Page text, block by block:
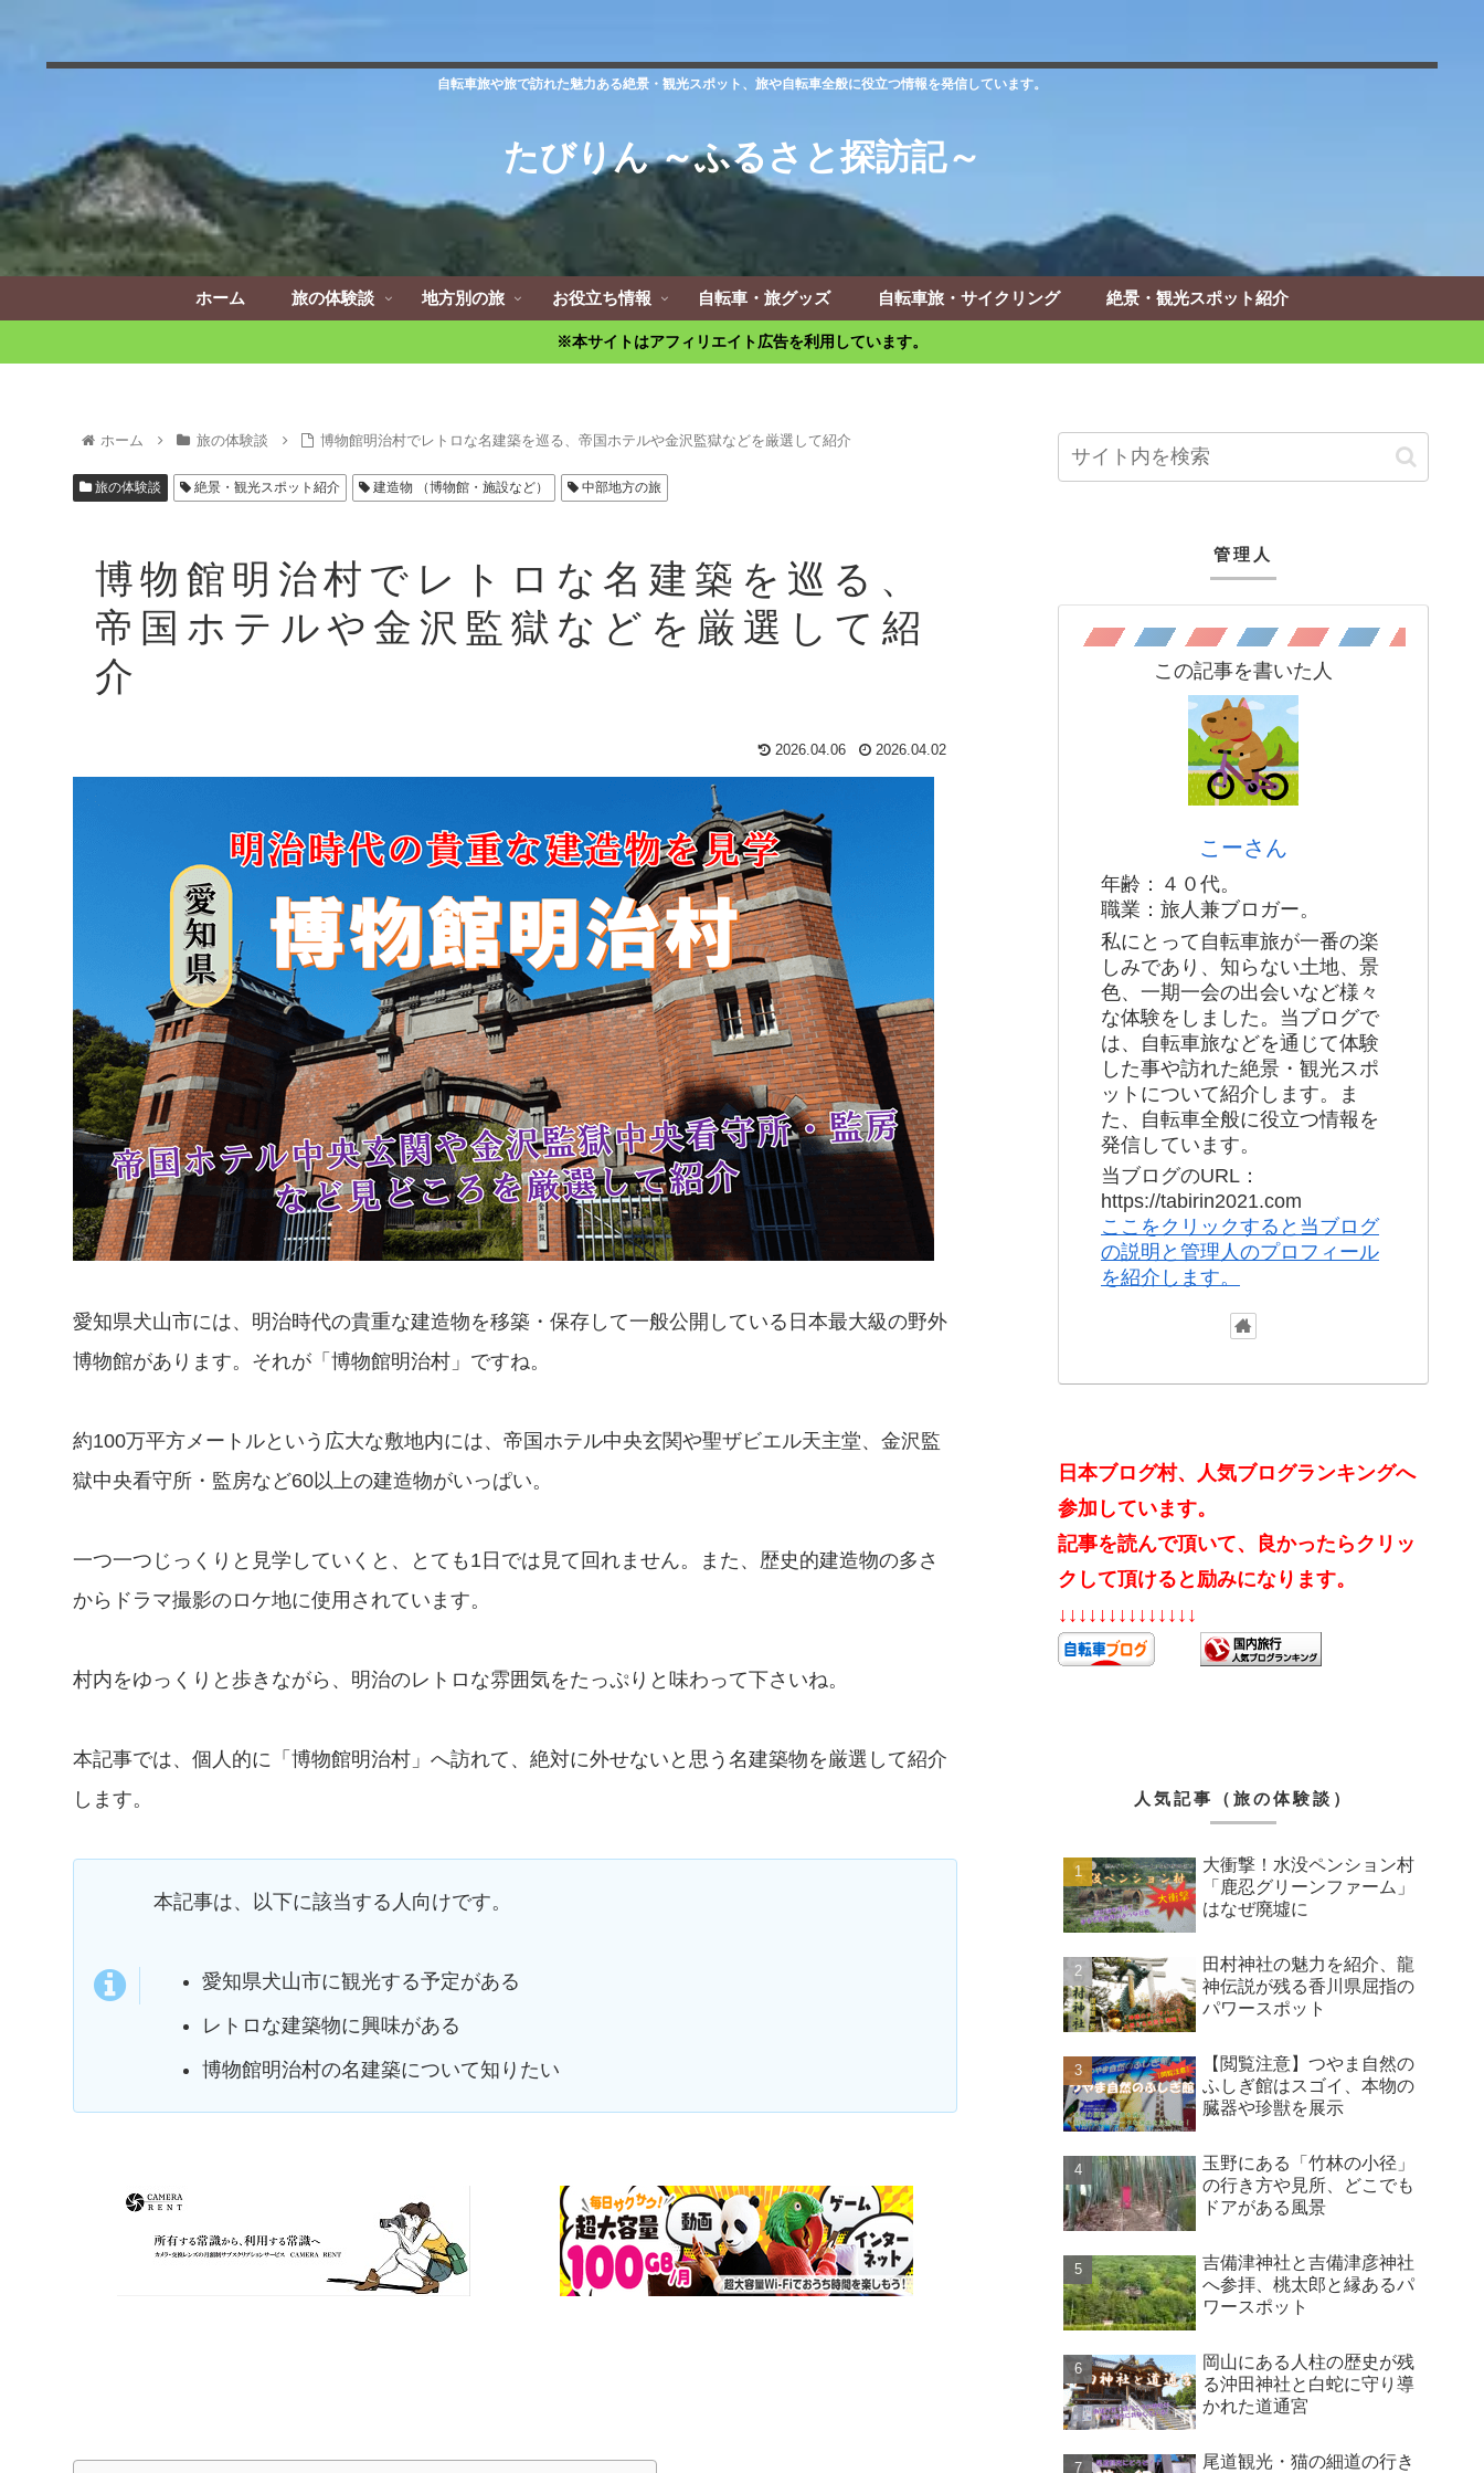
自転車旅や旅で訪れた魅力ある絶景・観光スポット、旅や自転車全般に役立つ情報を発信しています。
たびりん ～ふるさと探訪記～
ホーム 旅の体験談 地方別の旅 お役立ち情報 自転車・旅グッズ 自転車旅・サイクリング 絶景・観光スポット紹介
※本サイトはアフィリエイト広告を利用しています。
ホーム 旅の体験談 博物館明治村でレトロな名建築を巡る、帝国ホテルや金沢監獄などを厳選して紹介
旅の体験談 絶景・観光スポット紹介 建造物 （博物館・施設など） 中部地方の旅
博物館明治村でレトロな名建築を巡る、
帝国ホテルや金沢監獄などを厳選して紹
介
2026.04.06 2026.04.02
愛知県犬山市には、明治時代の貴重な建造物を移築・保存して一般公開している日本最大級の野外
博物館があります。それが「博物館明治村」ですね。
約100万平方メートルという広大な敷地内には、帝国ホテル中央玄関や聖ザビエル天主堂、金沢監
獄中央看守所・監房など60以上の建造物がいっぱい。
一つ一つじっくりと見学していくと、とても1日では見て回れません。また、歴史的建造物の多さ
からドラマ撮影のロケ地に使用されています。
村内をゆっくりと歩きながら、明治のレトロな雰囲気をたっぷりと味わって下さいね。
本記事では、個人的に「博物館明治村」へ訪れて、絶対に外せないと思う名建築物を厳選して紹介
します。
本記事は、以下に該当する人向けです。
愛知県犬山市に観光する予定がある
レトロな建築物に興味がある
博物館明治村の名建築について知りたい
管理人
この記事を書いた人
こーさん
年齢：４０代。
職業：旅人兼ブロガー。
私にとって自転車旅が一番の楽
しみであり、知らない土地、景
色、一期一会の出会いなど様々
な体験をしました。当ブログで
は、自転車旅などを通じて体験
した事や訪れた絶景・観光スポ
ットについて紹介します。ま
た、自転車全般に役立つ情報を
発信しています。
当ブログのURL：
https://tabirin2021.com
ここをクリックすると当ブログ
の説明と管理人のプロフィール
を紹介します。
日本ブログ村、人気ブログランキングへ
参加しています。
記事を読んで頂いて、良かったらクリッ
クして頂けると励みになります。
↓↓↓↓↓↓↓↓↓↓↓↓↓↓
人気記事（旅の体験談）
大衝撃！水没ペンション村
「鹿忍グリーンファーム」
はなぜ廃墟に
田村神社の魅力を紹介、龍
神伝説が残る香川県屈指の
パワースポット
【閲覧注意】つやま自然の
ふしぎ館はスゴイ、本物の
臓器や珍獣を展示
玉野にある「竹林の小径」
の行き方や見所、どこでも
ドアがある風景
吉備津神社と吉備津彦神社
へ参拝、桃太郎と縁あるパ
ワースポット
岡山にある人柱の歴史が残
る沖田神社と白蛇に守り導
かれた道通宮
尾道観光・猫の細道の行き